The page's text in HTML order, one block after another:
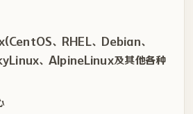
、RHEL、Debian、
、AlpineLinux及其他各种